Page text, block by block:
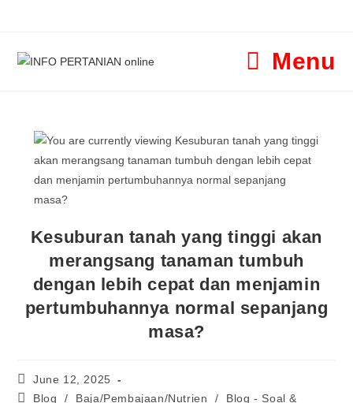
Menu
Kesuburan tanah yang tinggi akan
merangsang tanaman tumbuh
dengan lebih cepat dan menjamin
pertumbuhannya normal sepanjang
masa?
June 12, 2025
Blog
/ Baja/Pembajaan/Nutrien /
Blog - Soal &